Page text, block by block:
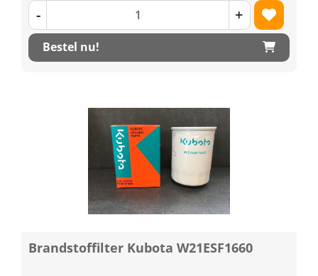
- +
Bestel nu!
Brandstoffilter Kubota W21ESF1660